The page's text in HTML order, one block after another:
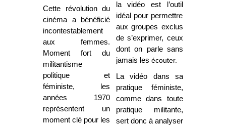
Cette révolution du
cinéma a bénéficié
incontestablement
aux femmes.
Moment fort du
militantisme
politique et
féministe, les
années 1970
représentent un
moment clé pour les
la vidéo est l’outil
idéal pour permettre
aux groupes exclus
de s’exprimer, ceux
dont on parle sans
jamais les écouter.
La vidéo dans sa
pratique féministe,
comme dans toute
pratique militante,
sert donc à analyser